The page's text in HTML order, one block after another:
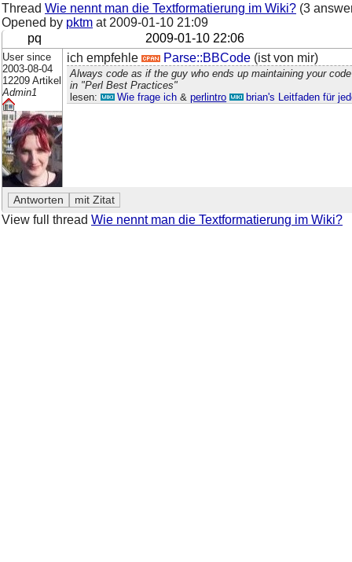
Thread Wie nennt man die Textformatierung im Wiki? (3
Opened by pktm at 2009-01-10 21:09
pq
2009-01-10 22:06
User since
2003-08-04
12209 Artikel
Admin1
ich empfehle Parse::BBCode(ist von mir)
Always code as if the guy who ends up maintaining your
in "Perl Best Practices"
lesen:
Wie frage ich &perlintro brian's Leitfaden für
View full thread Wie nennt man die Textformatierung im Wiki?